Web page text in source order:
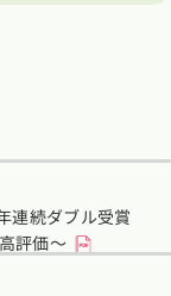
連続ダブル受賞
評価～